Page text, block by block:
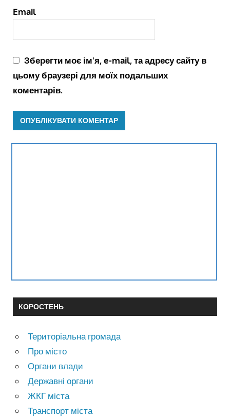
Email
Зберегти моє ім'я, e-mail, та адресу сайту в
цьому браузері для моїх подальших
коментарів.
КОРОСТЕНЬ
Територіальна громада
Про місто
Органи влади
Державні органи
ЖКГ міста
Транспорт міста